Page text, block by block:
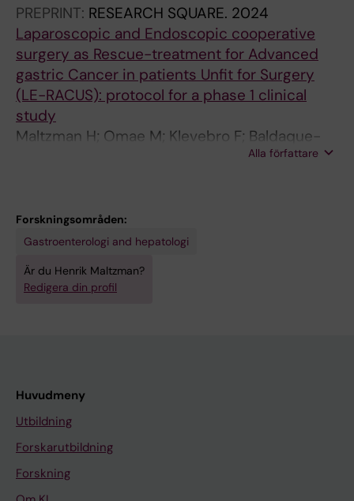
PREPRINT: RESEARCH SQUARE. 2024
Laparoscopic and Endoscopic cooperative
surgery as Rescue-treatment for Advanced
gastric Cancer in patients Unfit for Surgery
(LE-RACUS): protocol for a phase 1 clinical
study
Maltzman H; Omae M; Klevebro F; Baldaque-
Alla författare
Forskningsområden:
Gastroenterologi and hepatologi
Är du Henrik Maltzman?
Redigera din profil
Huvudmeny
Utbildning
Forskarutbildning
Forskning